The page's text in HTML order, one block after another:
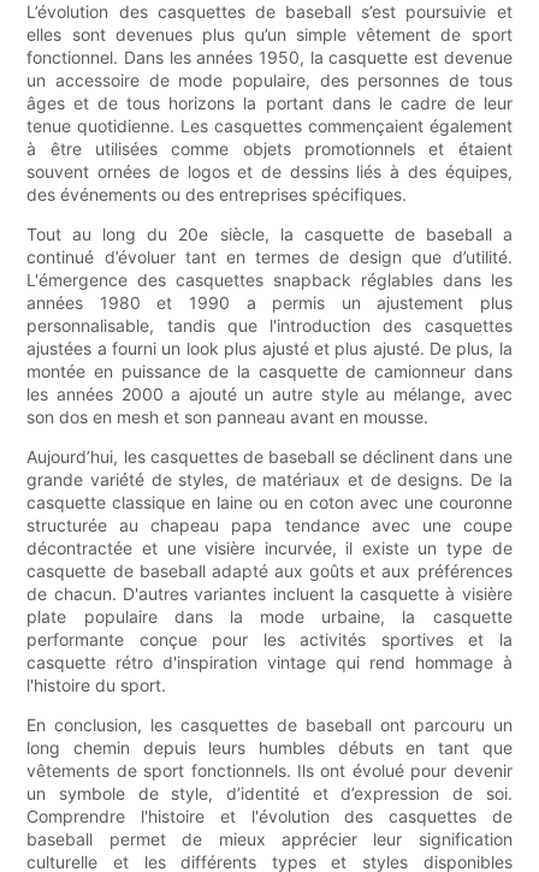
L’évolution des casquettes de baseball s’est poursuivie et
elles sont devenues plus qu’un simple vêtement de sport
fonctionnel. Dans les années 1950, la casquette est devenue
un accessoire de mode populaire, des personnes de tous
âges et de tous horizons la portant dans le cadre de leur
tenue quotidienne. Les casquettes commençaient également
à être utilisées comme objets promotionnels et étaient
souvent ornées de logos et de dessins liés à des équipes,
des événements ou des entreprises spécifiques.
Tout au long du 20e siècle, la casquette de baseball a
continué d’évoluer tant en termes de design que d’utilité.
L'émergence des casquettes snapback réglables dans les
années 1980 et 1990 a permis un ajustement plus
personnalisable, tandis que l'introduction des casquettes
ajustées a fourni un look plus ajusté et plus ajusté. De plus, la
montée en puissance de la casquette de camionneur dans
les années 2000 a ajouté un autre style au mélange, avec
son dos en mesh et son panneau avant en mousse.
Aujourd’hui, les casquettes de baseball se déclinent dans une
grande variété de styles, de matériaux et de designs. De la
casquette classique en laine ou en coton avec une couronne
structurée au chapeau papa tendance avec une coupe
décontractée et une visière incurvée, il existe un type de
casquette de baseball adapté aux goûts et aux préférences
de chacun. D'autres variantes incluent la casquette à visière
plate populaire dans la mode urbaine, la casquette
performante conçue pour les activités sportives et la
casquette rétro d'inspiration vintage qui rend hommage à
l'histoire du sport.
En conclusion, les casquettes de baseball ont parcouru un
long chemin depuis leurs humbles débuts en tant que
vêtements de sport fonctionnels. Ils ont évolué pour devenir
un symbole de style, d’identité et d’expression de soi.
Comprendre l'histoire et l'évolution des casquettes de
baseball permet de mieux apprécier leur signification
culturelle et les différents types et styles disponibles